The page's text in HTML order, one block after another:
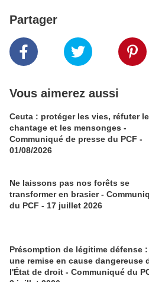
Partager
Vous aimerez aussi
Ceuta : protéger les vies, réfuter le
chantage et les mensonges -
Communiqué de presse du PCF -
01/08/2026
Ne laissons pas nos forêts se
transformer en brasier -
du PCF - 17 juillet 2026
Présomption de légitime défense :
une remise en cause dangereuse
l'État de droit - Communiqué du